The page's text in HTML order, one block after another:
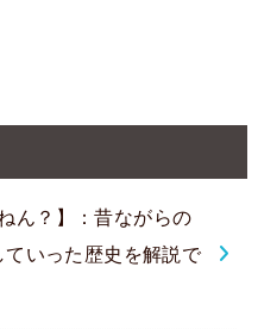
ん？】：昔ながらの
いった歴史を解説で